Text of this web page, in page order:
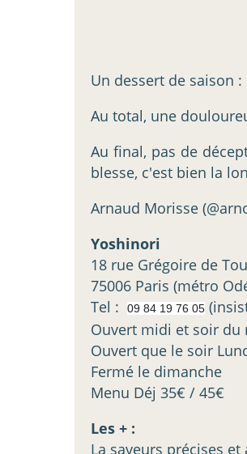
Un dessert de saison
Au total, une
Au final, pas de
blesse, c'est bien la
Arnaud Morisse
Yoshinori
18 rue Grégoire de
75006 Paris (métro
Tel :
09 84 19 76 05
Ouvert midi et soir du
Ouvert que le soir
Fermé le dimanche
Menu Déj 35€ / 45€
Les + :
La saveurs précises